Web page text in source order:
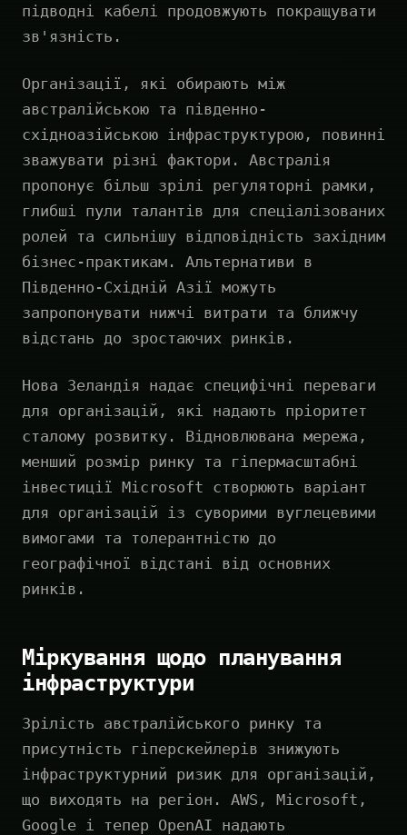
підводні кабелі продовжують покращувати
зв'язність.
Організації, які обирають між
австралійською та південно-
східноазійською інфраструктурою, повинні
зважувати різні фактори. Австралія
пропонує більш зрілі регуляторні рамки,
глибші пули талантів для спеціалізованих
ролей та сильнішу відповідність західним
бізнес-практикам. Альтернативи в
Південно-Східній Азії можуть
запропонувати нижчі витрати та ближчу
відстань до зростаючих ринків.
Нова Зеландія надає специфічні переваги
для організацій, які надають пріоритет
сталому розвитку. Відновлювана мережа,
менший розмір ринку та гіпермасштабні
інвестиції Microsoft створюють варіант
для організацій із суворими вуглецевими
вимогами та толерантністю до
географічної відстані від основних
ринків.
Міркування щодо планування
інфраструктури
Зрілість австралійського ринку та
присутність гіперскейлерів знижують
інфраструктурний ризик для організацій,
що виходять на регіон. AWS, Microsoft,
Google і тепер OpenAI надають